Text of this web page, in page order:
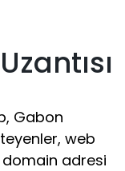
Gabon
web
adresi